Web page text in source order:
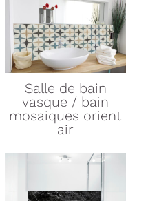
Salle de bain
vasque / bain
mosaiques orient
air